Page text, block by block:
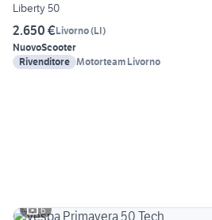
Liberty 50
2.650 €Livorno(LI)
NuovoScooter
Rivenditore Motorteam Livorno
6